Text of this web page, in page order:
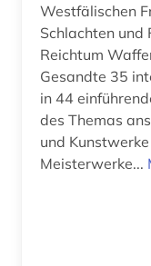
busch (1)
bühnenbild (1)
Westfälischen
Schlachten und
Reichtum
Gesandte 35 internationale Spezialisten stellen
in 44
des Themas
und
Meisterwerke...